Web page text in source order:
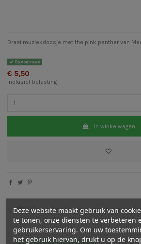
Draai muziekdoosje met the pink panther van
Op voorraad
€ 5,50
Inclusief belasting
In winkelwagen
Waarderingen en
Er zijn nog geen beoordelingen
Deze website maakt gebruik van
te tonen, onze diensten te verbeteren
gebruikerservaring. Om uw
het gebruik hiervan, drukt u op de